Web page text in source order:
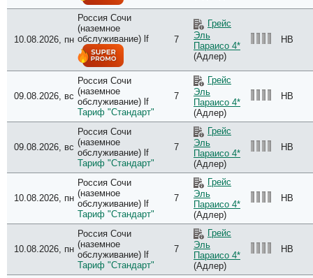
10.08.2026, пн
Россия Сочи
(наземное
обслуживание) lf
7
Грейс
Эль
Параисо 4*
(Адлер)
HB
09.08.2026, вс
Россия Сочи
(наземное
обслуживание) lf
Тариф "Стандарт"
7
Грейс
Эль
Параисо 4*
(Адлер)
HB
09.08.2026, вс
Россия Сочи
(наземное
обслуживание) lf
Тариф "Стандарт"
7
Грейс
Эль
Параисо 4*
(Адлер)
HB
10.08.2026, пн
Россия Сочи
(наземное
обслуживание) lf
Тариф "Стандарт"
7
Грейс
Эль
Параисо 4*
(Адлер)
HB
10.08.2026, пн
Россия Сочи
(наземное
обслуживание) lf
Тариф "Стандарт"
7
Грейс
Эль
Параисо 4*
(Адлер)
HB